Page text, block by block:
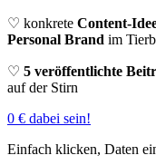
♡ konkrete Content-
Personal Brand im
♡ 5 veröffentlichte
auf der Stirn
0 € dabei sein!
Einfach klicken, Daten